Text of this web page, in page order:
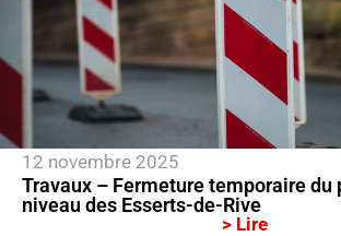
12 novembre 2025
Travaux – Fermeture temporaire du
niveau des Esserts-de-Rive
> Lire